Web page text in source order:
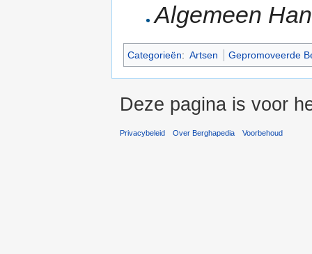
Algemeen
Categorieën: Artsen Gepromoveerde
Deze pagina is voor
Privacybeleid Over Berghapedia Voorbehoud